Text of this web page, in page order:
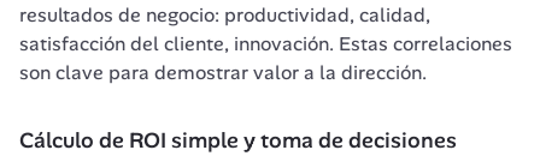
resultados de negocio: productividad, calidad,
satisfacción del cliente, innovación. Estas correlaciones
son clave para demostrar valor a la dirección.
Cálculo de ROI simple y toma de decisiones